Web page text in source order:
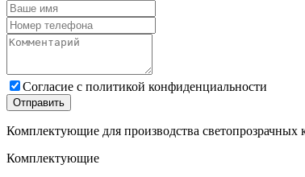
Cогласие с политикой конфиденциальности
Отправить
Комплектующие для производства светопрозрачных
Комплектующие